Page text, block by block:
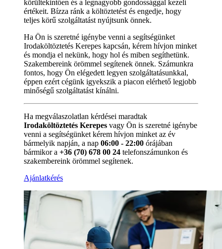
körültekintően és a legnagyobb gondossággal kezeli
értékeit. Bízza ránk a költöztetést és engedje, hogy
teljes körű szolgáltatást nyújtsunk önnek.
Ha Ön is szeretné igénybe venni a segítségünket
Irodaköltöztetés Kerepes kapcsán, kérem hívjon minket
és mondja el nekünk, hogy hol és miben segíthetünk.
Szakembereink örömmel segítenek önnek. Számunkra
fontos, hogy Ön elégedett legyen szolgáltatásunkkal,
éppen ezért cégünk igyekszik a piacon elérhető legjobb
minőségű szolgáltatást kínálni.
Ha megválaszolatlan kérdései maradtak
Irodaköltöztetés Kerepes vagy Ön is szeretné igénybe
venni a segítségünket kérem hívjon minket az év
bármelyik napján, a nap 06:00 - 22:00 órájában
bármikor a +36 (70) 678 00 24 telefonszámunkon és
szakembereink örömmel segítenek.
Ajánlatkérés